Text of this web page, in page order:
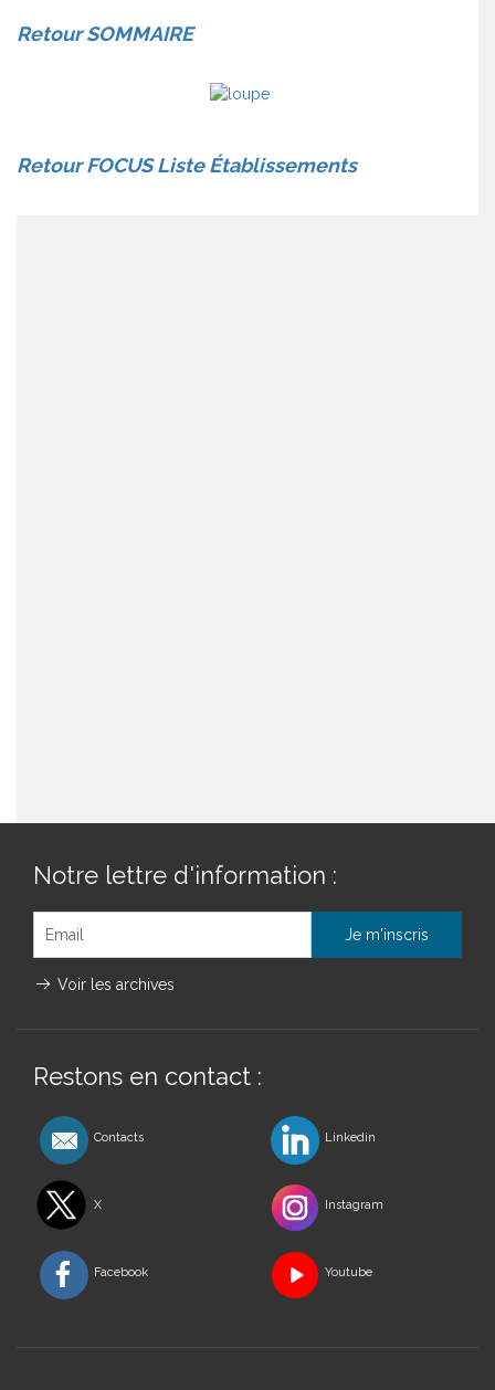
Retour SOMMAIRE
Retour FOCUS Liste Établissements
Notre lettre d'information :
Voir les archives
Restons en contact :
Contacts Linkedin
X Instagram
Facebook Youtube